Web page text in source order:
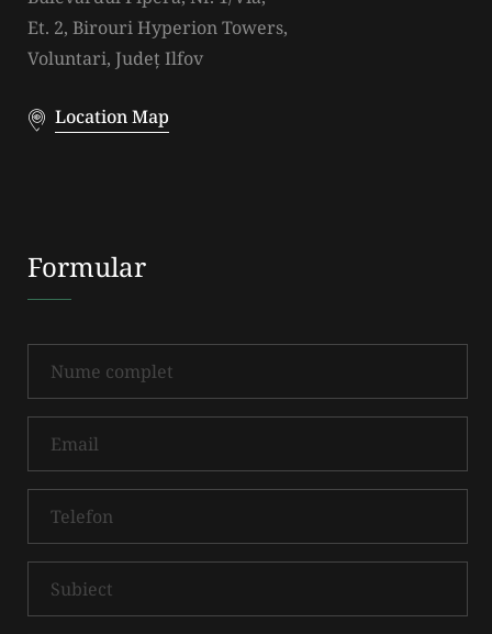
Et. 2, Birouri Hyperion Towers,
Voluntari, Județ Ilfov
Location Map
Formular